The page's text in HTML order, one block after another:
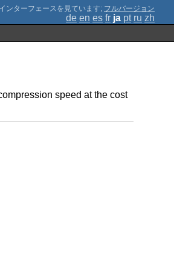
; フルバージョン
de en es fr ja pt ru zh
speed at the cost